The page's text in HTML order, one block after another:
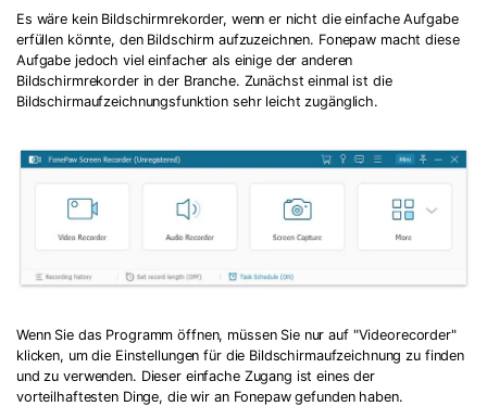
Es wäre kein Bildschirmrekorder, wenn er nicht die einfache Aufgabe
erfüllen könnte, den Bildschirm aufzuzeichnen. Fonepaw macht diese
Aufgabe jedoch viel einfacher als einige der anderen
Bildschirmrekorder in der Branche. Zunächst einmal ist die
Bildschirmaufzeichnungsfunktion sehr leicht zugänglich.
Wenn Sie das Programm öffnen, müssen Sie nur auf "Videorecorder"
klicken, um die Einstellungen für die Bildschirmaufzeichnung zu finden
und zu verwenden. Dieser einfache Zugang ist eines der
vorteilhaftesten Dinge, die wir an Fonepaw gefunden haben.